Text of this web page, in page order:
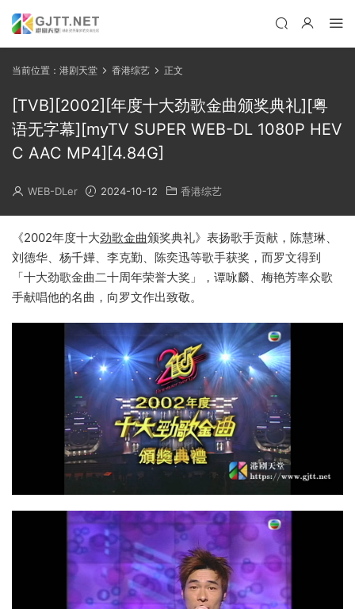
当前位置： 港剧天堂 香港综艺 正文
[TVB][2002][年度十大劲歌金曲颁奖典礼][粤
语无字幕][myTV SUPER WEB-DL 1080P HEV
C AAC MP4][4.84G]
WEB-DLer 2024-10-12 香港综艺
《2002年度十大劲歌金曲颁奖典礼》表扬歌手贡献，陈慧琳、
刘德华、杨千嬅、李克勤、陈奕迅等歌手获奖，而罗文得到
「十大劲歌金曲二十周年荣誉大奖」，谭咏麟、梅艳芳率众歌
手献唱他的名曲，向罗文作出致敬。